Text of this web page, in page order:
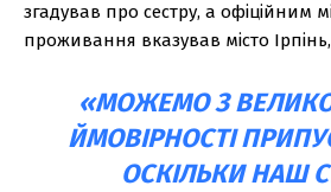
згадував про сестру, а офіційним
проживання вказував місто
«МОЖЕМО З
ЙМОВІРНОСТІ
ОСКІЛЬКИ НАШ